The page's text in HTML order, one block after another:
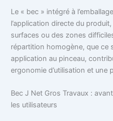
Le « bec » intégré à
l’application directe du
surfaces ou des zones
répartition homogène, que ce
application au pinceau,
ergonomie d’utilisation et une
Bec J Net Gros Travaux :
les utilisateurs